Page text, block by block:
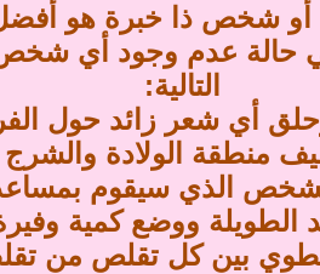
أو شخص ذا خبرة هو
حالة عدم وجود أي
التالية:
أي شعر زائد حول
منطقة الولادة والشرج
الذي سيقوم
الطويلة ووضع كمية
مطوي بين كل تقلص من